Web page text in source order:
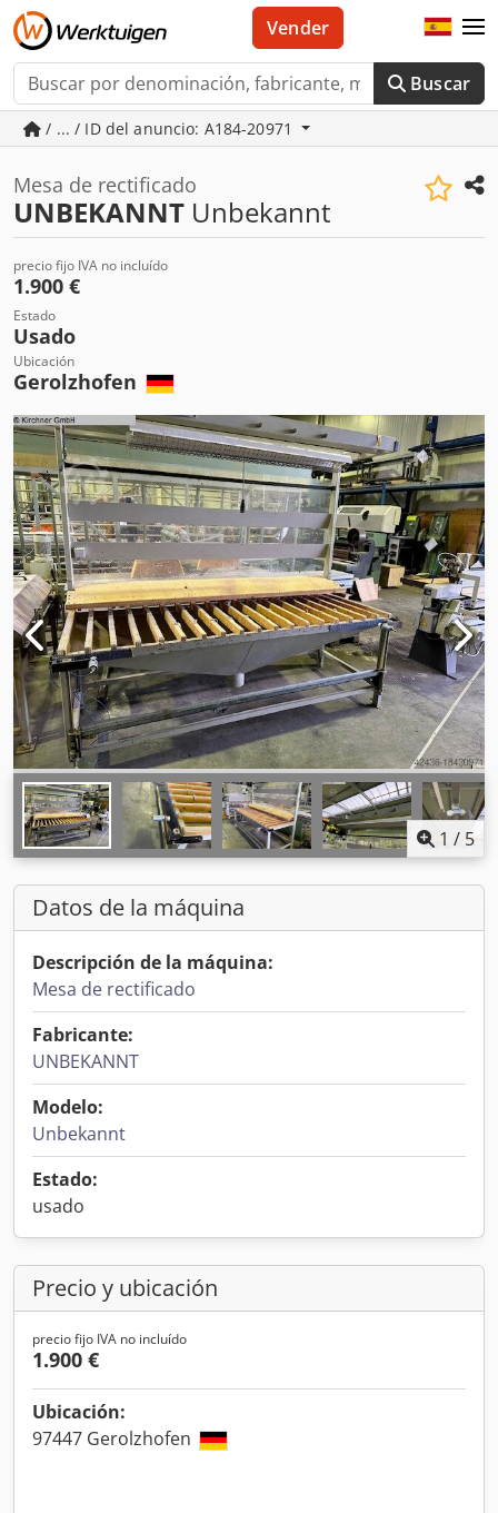
Buscar
Vender
/ ... / ID del anuncio: A184-20971
Mesa de rectificado
UNBEKANNT Unbekannt
precio fijo IVA no incluído
1.900 €
Estado
Usado
Ubicación
Gerolzhofen
1 / 5
Datos de la máquina
Descripción de la máquina:
Mesa de rectificado
Fabricante:
UNBEKANNT
Modelo:
Unbekannt
Estado:
usado
Precio y ubicación
precio fijo IVA no incluído
1.900 €
Ubicación:
97447 Gerolzhofen